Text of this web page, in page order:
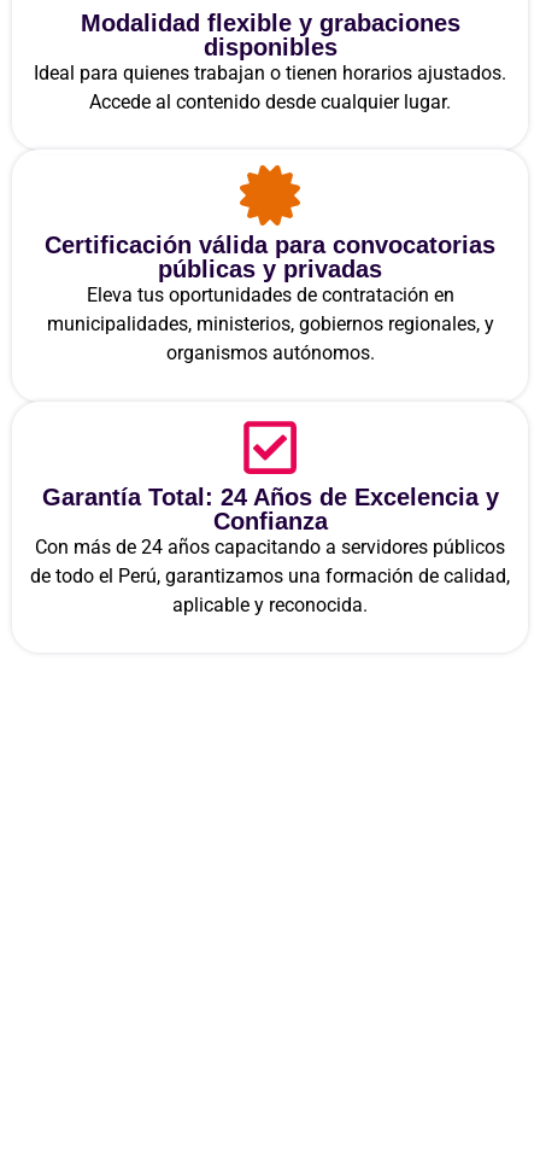
Modalidad flexible y grabaciones
disponibles
Ideal para quienes trabajan o tienen horarios ajustados.
Accede al contenido desde cualquier lugar.
Certificación válida para convocatorias
públicas y privadas
Eleva tus oportunidades de contratación en
municipalidades, ministerios, gobiernos regionales, y
organismos autónomos.
Garantía Total: 24 Años de Excelencia y
Confianza
Con más de 24 años capacitando a servidores públicos
de todo el Perú, garantizamos una formación de calidad,
aplicable y reconocida.